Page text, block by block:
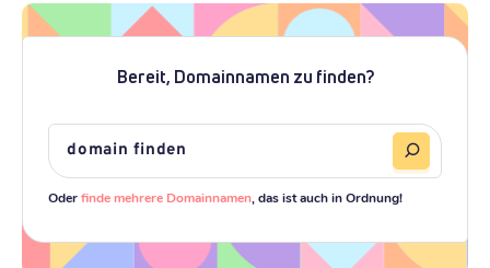
Bereit, Domainnamen zu finden?
Oderfinde mehrere Domainnamen , das ist auch in Ordnung!